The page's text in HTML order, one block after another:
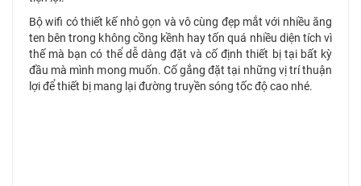
Bộ wifi có thiết kế nhỏ gọn và vô cùng đẹp mắt với nhiều ăng
ten bên trong không cồng kềnh hay tốn quá nhiều diện tích vì
thế mà bạn có thể dễ dàng đặt và cố định thiết bị tại bất kỳ
đầu mà mình mong muốn. Cố gắng đặt tại những vị trí thuận
lợi để thiết bị mang lại đường truyền sóng tốc độ cao nhé.